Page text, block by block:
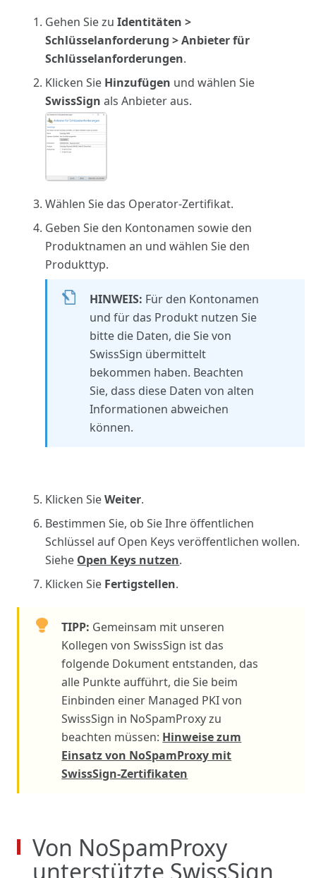
Gehen Sie zuIdentitäten >
Schlüsselanforderung > Anbieter für
Schlüsselanforderungen.
Klicken Sie Hinzufügen und wählen Sie
SwissSign als Anbieter aus.
Wählen Sie das Operator-Zertifikat.
Geben Sie den Kontonamen sowie den
Produktnamen an und wählen Sie den
Produkttyp.
HINWEIS: Für den Kontonamen
und für das Produkt nutzen Sie
bitte die Daten, die Sie von
SwissSign übermittelt
bekommen haben. Beachten
Sie, dass diese Daten von alten
Informationen abweichen
können.
Klicken SieWeiter.
Bestimmen Sie, ob Sie Ihre öffentlichen
Schlüssel auf Open Keys veröffentlichen wollen.
Siehe Open Keys nutzen.
Klicken Sie Fertigstellen.
TIPP: Gemeinsam mit unseren
Kollegen von SwissSign ist das
folgende Dokument entstanden, das
alle Punkte aufführt, die Sie beim
Einbinden einer Managed PKI von
SwissSign in NoSpamProxy zu
beachten müssen: Hinweise zum
Einsatz von NoSpamProxy mit
SwissSign-Zertifikaten
Von NoSpamProxy
unterstützte SwissSign